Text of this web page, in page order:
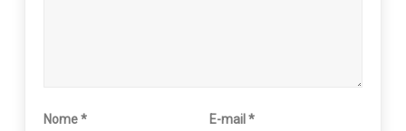
Nome* E-mail*